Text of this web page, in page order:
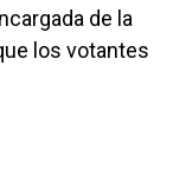
de la
los votantes